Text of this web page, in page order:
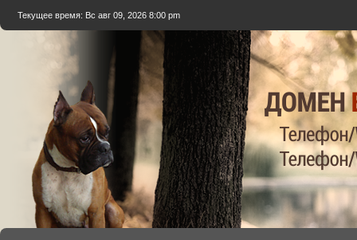
Текущее время: Вс авг 09, 2026 8:00 pm